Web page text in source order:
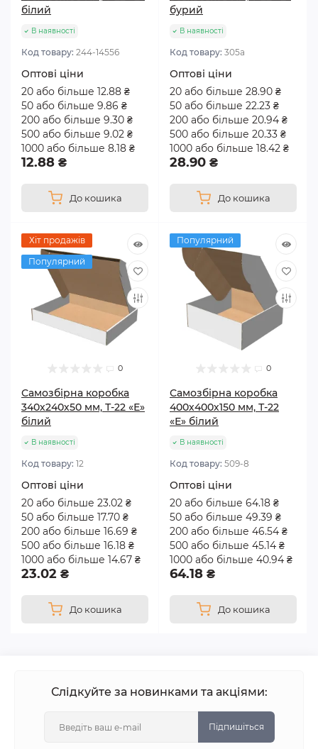
Застосування самозбірних
картонних коробок
Завдяки різноманітності форм і розмірів самозбірні
коробки з гофрокартону використовуються для
упаковки архівних документів, продуктів
харчування, одягу та взуття, побутової техніки,
приладів різного призначення, електроніки тощо.
Оригінальні презентабельні моделі підходять для
в асортименті займають красиві подарункові
Наша компанія пропонує самозбірні коробки
різних видів оптом і в роздріб. Від кількості
виробів залежить їхня ціна. У замовлення легко
включити іншу представлену в каталозі продукцію.
Не забувайте про можливість оформлення
доставки в Київ або інше місто України.
білий
В наявності
Код товару: 244-14556
Оптові ціни
20 або більше 12.88 ₴
50 або більше 9.86 ₴
200 або більше 9.30 ₴
500 або більше 9.02 ₴
1000 або більше 8.18 ₴
12.88 ₴
До кошика
бурий
В наявності
Код товару: 305а
Оптові ціни
20 або більше 28.90 ₴
50 або більше 22.23 ₴
200 або більше 20.94 ₴
500 або більше 20.33 ₴
1000 або більше 18.42 ₴
28.90 ₴
До кошика
Хіт продажів
Популярний
0
Самозбірна коробка
340х240х50 мм, Т-22 «Е»
білий
В наявності
Код товару: 12
Оптові ціни
20 або більше 23.02 ₴
50 або більше 17.70 ₴
200 або більше 16.69 ₴
500 або більше 16.18 ₴
1000 або більше 14.67 ₴
23.02 ₴
До кошика
Популярний
0
Самозбірна коробка
400х400х150 мм, Т-22
«Е» білий
В наявності
Код товару: 509-8
Оптові ціни
20 або більше 64.18 ₴
50 або більше 49.39 ₴
200 або більше 46.54 ₴
500 або більше 45.14 ₴
1000 або більше 40.94 ₴
64.18 ₴
До кошика
Слідкуйте за новинками та акціями:
Підпишіться